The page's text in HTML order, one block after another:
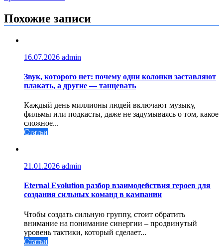
Похожие записи
16.07.2026 admin
Звук, которого нет: почему одни колонки заставляют
плакать, а другие — танцевать
Каждый день миллионы людей включают музыку,
фильмы или подкасты, даже не задумываясь о том, какое
сложное...
Статьи
21.01.2026 admin
Eternal Evolution разбор взаимодействия героев для
создания сильных команд в кампании
Чтобы создать сильную группу, стоит обратить
внимание на понимание синергии – продвинутый
уровень тактики, который сделает...
Статьи